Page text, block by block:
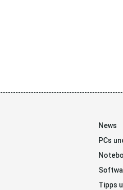
News
PCs
Tipps